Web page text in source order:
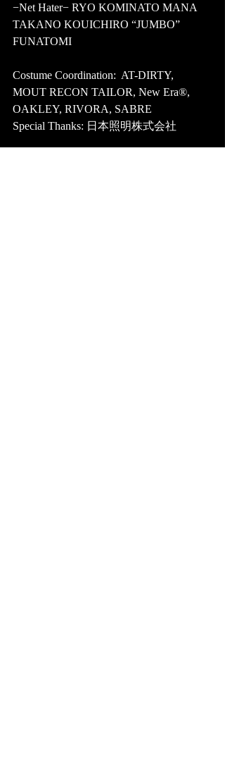
−Net Hater− RYO KOMINATO MANA
TAKANO KOUICHIRO “JUMBO”
FUNATOMI
Costume Coordination:  AT-DIRTY,
MOUT RECON TAILOR, New Era®,
OAKLEY, RIVORA, SABRE
Special Thanks: 日本照明株式会社